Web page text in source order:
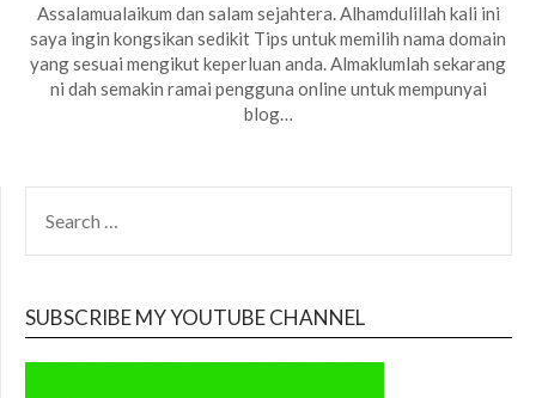
Assalamualaikum dan salam sejahtera. Alhamdulillah kali ini
saya ingin kongsikan sedikit Tips untuk memilih nama domain
yang sesuai mengikut keperluan anda. Almaklumlah sekarang
ni dah semakin ramai pengguna online untuk mempunyai
blog…
FOR:
SUBSCRIBE MY YOUTUBE CHANNEL